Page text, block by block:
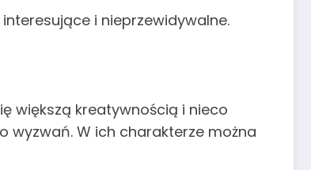
i nieprzewidywalne.
większą kreatywnością i nieco
wyzwań. W ich charakterze można